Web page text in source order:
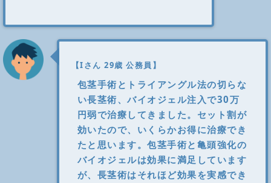
【Iさん 29歳 公務員】
包茎手術とトライアングル法の切らな
い長茎術、バイオジェル注入で30万
円弱で治療してきました。セット割が
効いたので、いくらかお得に治療でき
たと思います。包茎手術と亀頭強化の
バイオジェルは効果に満足しています
が、長茎術はそれほど効果を実感でき